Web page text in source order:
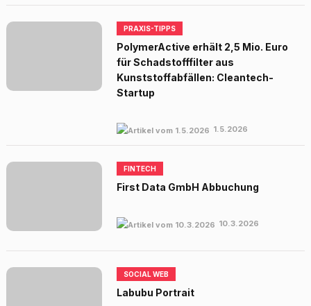
PRAXIS-TIPPS
PolymerActive erhält 2,5 Mio. Euro
für Schadstofffilter aus
Kunststoffabfällen: Cleantech-
Startup
1.5.2026
FINTECH
First Data GmbH Abbuchung
10.3.2026
SOCIAL WEB
Labubu Portrait